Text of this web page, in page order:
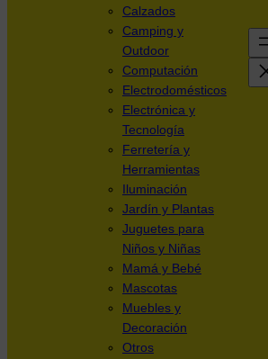
Calzados
Camping y
Outdoor
Computación
Electrodomésticos
Electrónica y
Tecnología
Ferretería y
Herramientas
Iluminación
Jardín y Plantas
Juguetes para
Niños y Niñas
Mamá y Bebé
Mascotas
Muebles y
Decoración
Otros